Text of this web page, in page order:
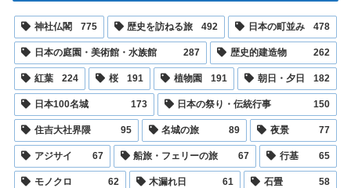
神社仏閣 775 歴史を訪ねる旅 492 日本の町並み 478
日本の庭園・美術館・水族館 287 歴史的建造物 262
紅葉 224 桜 191 植物園 191 朝日・夕日 182
日本100名城 173 日本の祭り・伝統行事 150
住吉大社界隈 95 名城の旅 89 夜景 77
アジサイ 67 船旅・フェリーの旅 67 行基 65
モノクロ 62 木漏れ日 61 石畳 58